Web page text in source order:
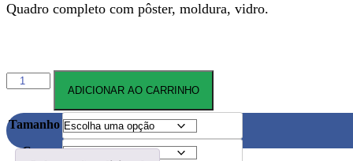
Quadro completo com pôster, moldura, vidro.
Tamanho
Cor:
CLÁSSICOS012
QUADRO
quantidade
ADICIONAR AO CARRINHO